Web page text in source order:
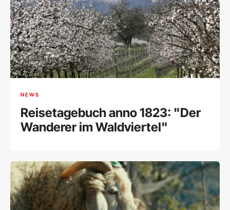
NEWS
Reisetagebuch anno 1823: "Der
Wanderer im Waldviertel"